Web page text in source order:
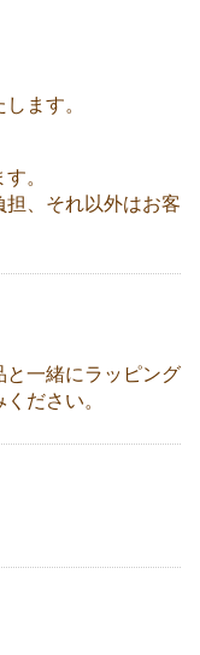
ます。
。
、それ以外はお客
と一緒にラッピング
ださい。